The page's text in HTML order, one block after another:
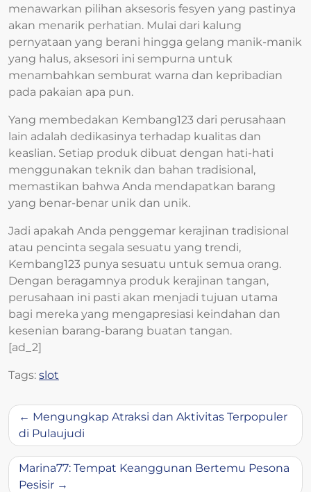
menawarkan pilihan aksesoris fesyen yang pastinya
akan menarik perhatian. Mulai dari kalung
pernyataan yang berani hingga gelang manik-manik
yang halus, aksesori ini sempurna untuk
menambahkan semburat warna dan kepribadian
pada pakaian apa pun.
Yang membedakan Kembang123 dari perusahaan
lain adalah dedikasinya terhadap kualitas dan
keaslian. Setiap produk dibuat dengan hati-hati
menggunakan teknik dan bahan tradisional,
memastikan bahwa Anda mendapatkan barang
yang benar-benar unik dan unik.
Jadi apakah Anda penggemar kerajinan tradisional
atau pencinta segala sesuatu yang trendi,
Kembang123 punya sesuatu untuk semua orang.
Dengan beragamnya produk kerajinan tangan,
perusahaan ini pasti akan menjadi tujuan utama
bagi mereka yang mengapresiasi keindahan dan
kesenian barang-barang buatan tangan.
[ad_2]
Tags: slot
Post
navigation
Mengungkap Atraksi dan Aktivitas Terpopuler
di Pulaujudi
Marina77: Tempat Keanggunan Bertemu Pesona
Pesisir